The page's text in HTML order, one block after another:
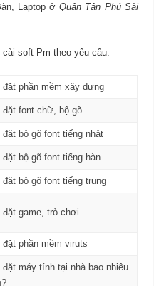
Laptop ởQuận Tân Phú Sài
cài soft Pm theo yêu cầu.
đặt phần mềm xây dựng
đặt font chữ, bộ gõ
đặt bộ gõ font tiếng nhật
đặt bộ gõ font tiếng hàn
đặt bộ gõ font tiếng trung
đặt game, trò chơi
đặt phần mềm viruts
đặt máy tính tại nhà bao nhiêu